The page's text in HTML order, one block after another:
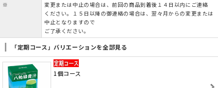
※
変更または中止の場合は、前回の商品到着後１４日以内にご連絡
ください。１５日以降の御連絡の場合は、翌々月からの変更または
中止となりますので
ご了承ください。
「定期コース」バリエーションを全部見る
1個コース